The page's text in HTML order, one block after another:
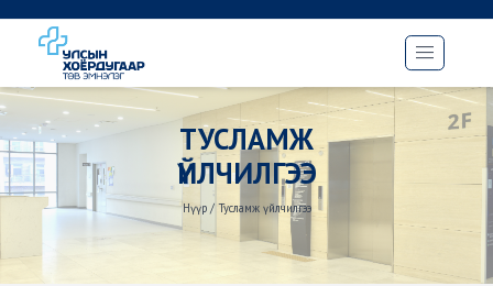
ТУСЛАМЖ
ҮЙЛЧИЛГЭЭ
Нүүр / Тусламж үйлчилгээ